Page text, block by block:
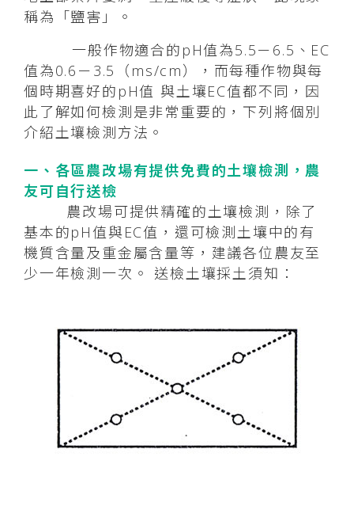
稱為「鹽害」。
一般作物適合的pH值為5.5－6.5、EC
值為0.6－3.5（ms/cm），而每種作物與每
個時期喜好的pH值 與土壤EC值都不同，因
此了解如何檢測是非常重要的，下列將個別
介紹土壤檢測方法。
一、各區農改場有提供免費的土壤檢測，農
友可自行送檢
農改場可提供精確的土壤檢測，除了
基本的pH值與EC值，還可檢測土壤中的有
機質含量及重金屬含量等，建議各位農友至
少一年檢測一次。 送檢土壤採土須知：